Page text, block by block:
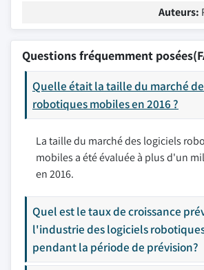
Auteurs:
Questions fréquemment
Quelle était la taille du marché
robotiques mobiles en 2016 ?
La taille du marché des logiciels
mobiles a été évaluée à plus d'un
en 2016.
Quel est le taux de croissance
l'industrie des logiciels
pendant la période de prévision?